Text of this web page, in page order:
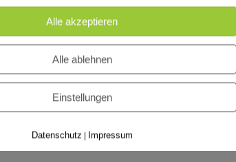
„Heute habe ich im Hofsprung eine 2 bekommen.“
Judo: „Ein Judoka muss standhaft sein.“ „Man
Hochsprung: „Heute lernen wir die Lattenüberquerung.
Alle akzeptieren
Alle ablehnen
Einstellungen
Datenschutz | Impressum